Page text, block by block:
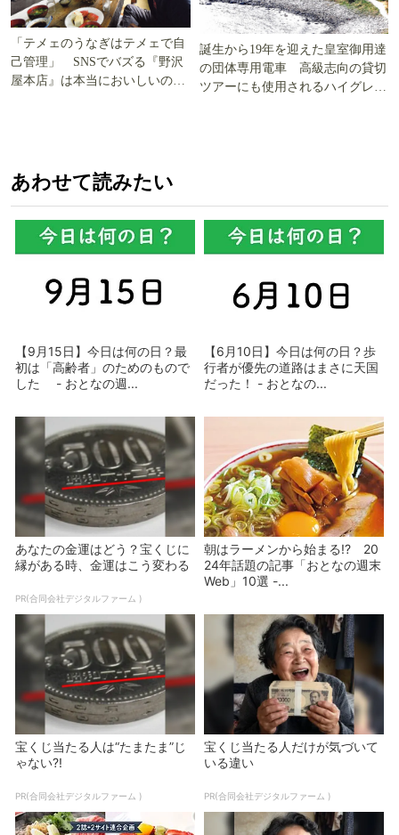
「テメェのうなぎはテメェで自
己管理」 SNSでバズる『野沢
屋本店』は本当においしいの
誕生から19年を迎えた皇室御用達
の団体専用電車 高級志向の貸切
ツアーにも使用されるハイグレー
あわせて読みたい
【9月15日】今日は何の日？最
初は「高齢者」のためのもので
した - おとなの週...
【6月10日】今日は何の日？歩
行者が優先の道路はまさに天国
だった！ - おとなの...
あなたの金運はどう？宝くじに
縁がある時、金運はこう変わる
PR(合同会社デジタルファーム )
朝はラーメンから始まる!? 20
24年話題の記事「おとなの週末
Web」10選 -...
宝くじ当たる人は“たまたま”じ
ゃない?!
PR(合同会社デジタルファーム )
宝くじ当たる人だけが気づいて
いる違い
PR(合同会社デジタルファーム )